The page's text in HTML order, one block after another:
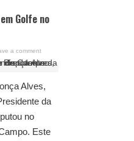
Golfe no
a comment
Alves,
da
no
Este